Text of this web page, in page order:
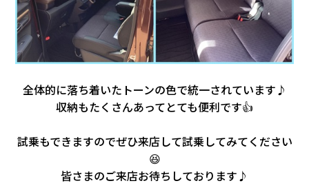
全体的に落ち着いたトーンの色で統一されています♪
収納もたくさんあってとても便利です👍
試乗もできますのでぜひ来店して試乗してみてください
😆
皆さまのご来店お待ちしております♪